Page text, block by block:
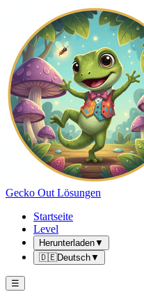
Gecko Out Lösungen
Startseite
Level
Herunterladen▼
🇩🇪Deutsch▼
☰